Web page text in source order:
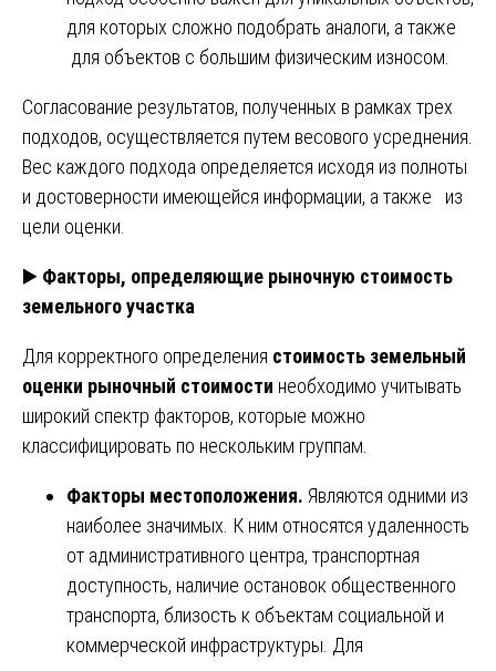
для которых сложно подобрать аналоги, а также
для объектов с большим физическим износом.
Согласование результатов, полученных в рамках трех
подходов, осуществляется путем весового усреднения.
Вес каждого подхода определяется исходя из полноты
и достоверности имеющейся информации, а также из
цели оценки.
▶️ Факторы, определяющие рыночную стоимость
земельного участка
Для корректного определения стоимость земельный
оценки рыночный стоимости необходимо учитывать
широкий спектр факторов, которые можно
классифицировать по нескольким группам.
Факторы местоположения. Являются одними из
наиболее значимых. К ним относятся удаленность
от административного центра, транспортная
доступность, наличие остановок общественного
транспорта, близость к объектам социальной и
коммерческой инфраструктуры. Для